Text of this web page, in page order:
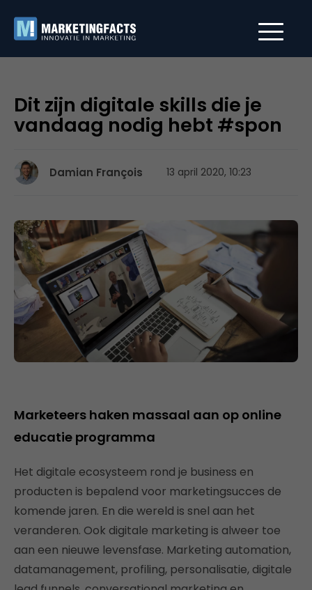
Dit zijn digitale skills die je
vandaag nodig hebt #spon
Damian François 13 april 2020, 10:23
Marketeers haken massaal aan op online
educatie programma
Het digitale ecosysteem rond je business en
producten is bepalend voor marketingsucces de
komende jaren. En die wereld is snel aan het
veranderen. Ook digitale marketing is alweer toe
aan een nieuwe levensfase. Marketing automation,
datamanagement, profiling, personalisatie, digitale